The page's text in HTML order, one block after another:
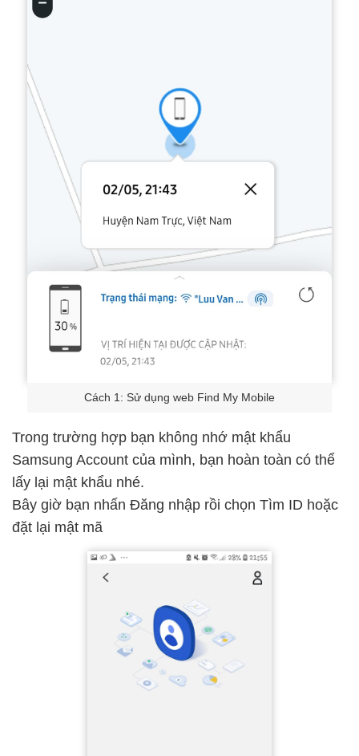
Cách 1: Sử dụng web Find My Mobile
Trong trường hợp bạn không nhớ mật khẩu
Samsung Account của mình, bạn hoàn toàn có thể
lấy lại mật khẩu nhé.
Bây giờ bạn nhấn Đăng nhập rồi chọn Tìm ID hoặc
đặt lại mật mã